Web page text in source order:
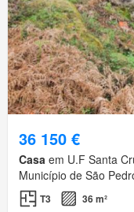
36 150 €
Casa em U.F Santa
Município de São
T3
36 m²